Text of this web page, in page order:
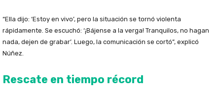
“Ella dijo: ‘Estoy en vivo’, pero la situación se tornó violenta
rápidamente. Se escuchó: ‘¡Bájense a la verga! Tranquilos, no hagan
nada, dejen de grabar’. Luego, la comunicación se cortó”, explicó
Núñez.
Rescate en tiempo récord